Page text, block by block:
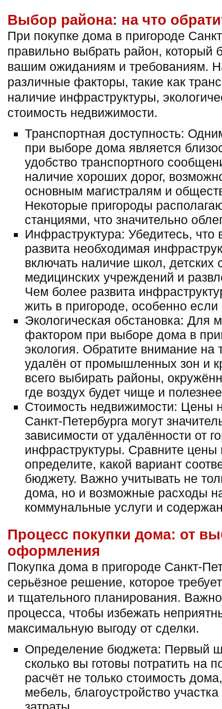
Выбор района: на что
При покупке дома в пригороде
правильно выбрать район, который
вашим ожиданиям и требованиям.
различные факторы, такие как
наличие инфраструктуры,
стоимость недвижимости.
Транспортная доступность:
при выборе дома является
удобство транспортного
наличие хороших дорог,
основным магистралям и
Некоторые пригороды
станциями, что значительно
Инфраструктура: Убедитесь,
развита необходимая
включать наличие школ, детских
медицинских учреждений и
Чем более развита
жить в пригороде, особенно
Экологическая обстановка: Для
фактором при выборе дома в
экология. Обратите внимание
удалён от промышленных зон и
всего выбирать районы,
где воздух будет чище и
Стоимость недвижимости: Цены
Санкт-Петербурга могут
зависимости от удалённости от
инфраструктуры. Сравните цены
определите, какой вариант
бюджету. Важно учитывать не
дома, но и возможные расходы
коммунальные услуги и
Процесс покупки дома: от
оформления
Покупка дома в пригороде Санкт-
серьёзное решение, которое
и тщательного планирования.
процесса, чтобы избежать
максимальную выгоду от сделки.
Определение бюджета: Первый
сколько вы готовы потратить на
расчёт не только стоимость
мебель, благоустройство